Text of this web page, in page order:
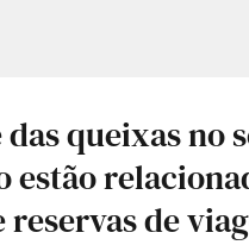
das queixas no
estão
reservas de